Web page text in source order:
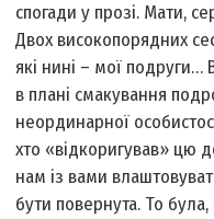
спогади у прозі. Мати,
Двох високопорядних
які нині – мої подруги…
в плані смакування
неординарної
хто «відкоригував» цю
нам із вами
бути повернута. То